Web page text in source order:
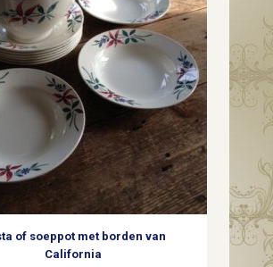
of soeppot met borden van
California